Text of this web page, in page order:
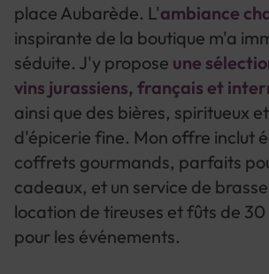
place Aubarède. L'ambiance
inspirante de la boutique m'a
séduite. J'y propose une
vins jurassiens, français et
ainsi que des bières, spiritueux
d'épicerie fine. Mon offre inclut
coffrets gourmands, parfaits
cadeaux, et un service de
location de tireuses et fûts de
pour les événements.